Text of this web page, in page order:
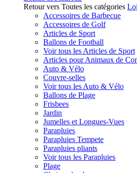
Retour vers Toutes les catégories
Accessoires de Barbecue
Accessoires de Golf
Articles de Sport
Ballons de Football
Voir tous les Articles de Sport
Articles pour Animaux de
Auto & Vélo
Couvre-selles
Voir tous les Auto & Vélo
Ballons de Plage
Frisbees
Jardin
Jumelles et Longues-Vues
Parapluies
Parapluies Tempete
Parapluies pliants
Voir tous les Parapluies
Plage